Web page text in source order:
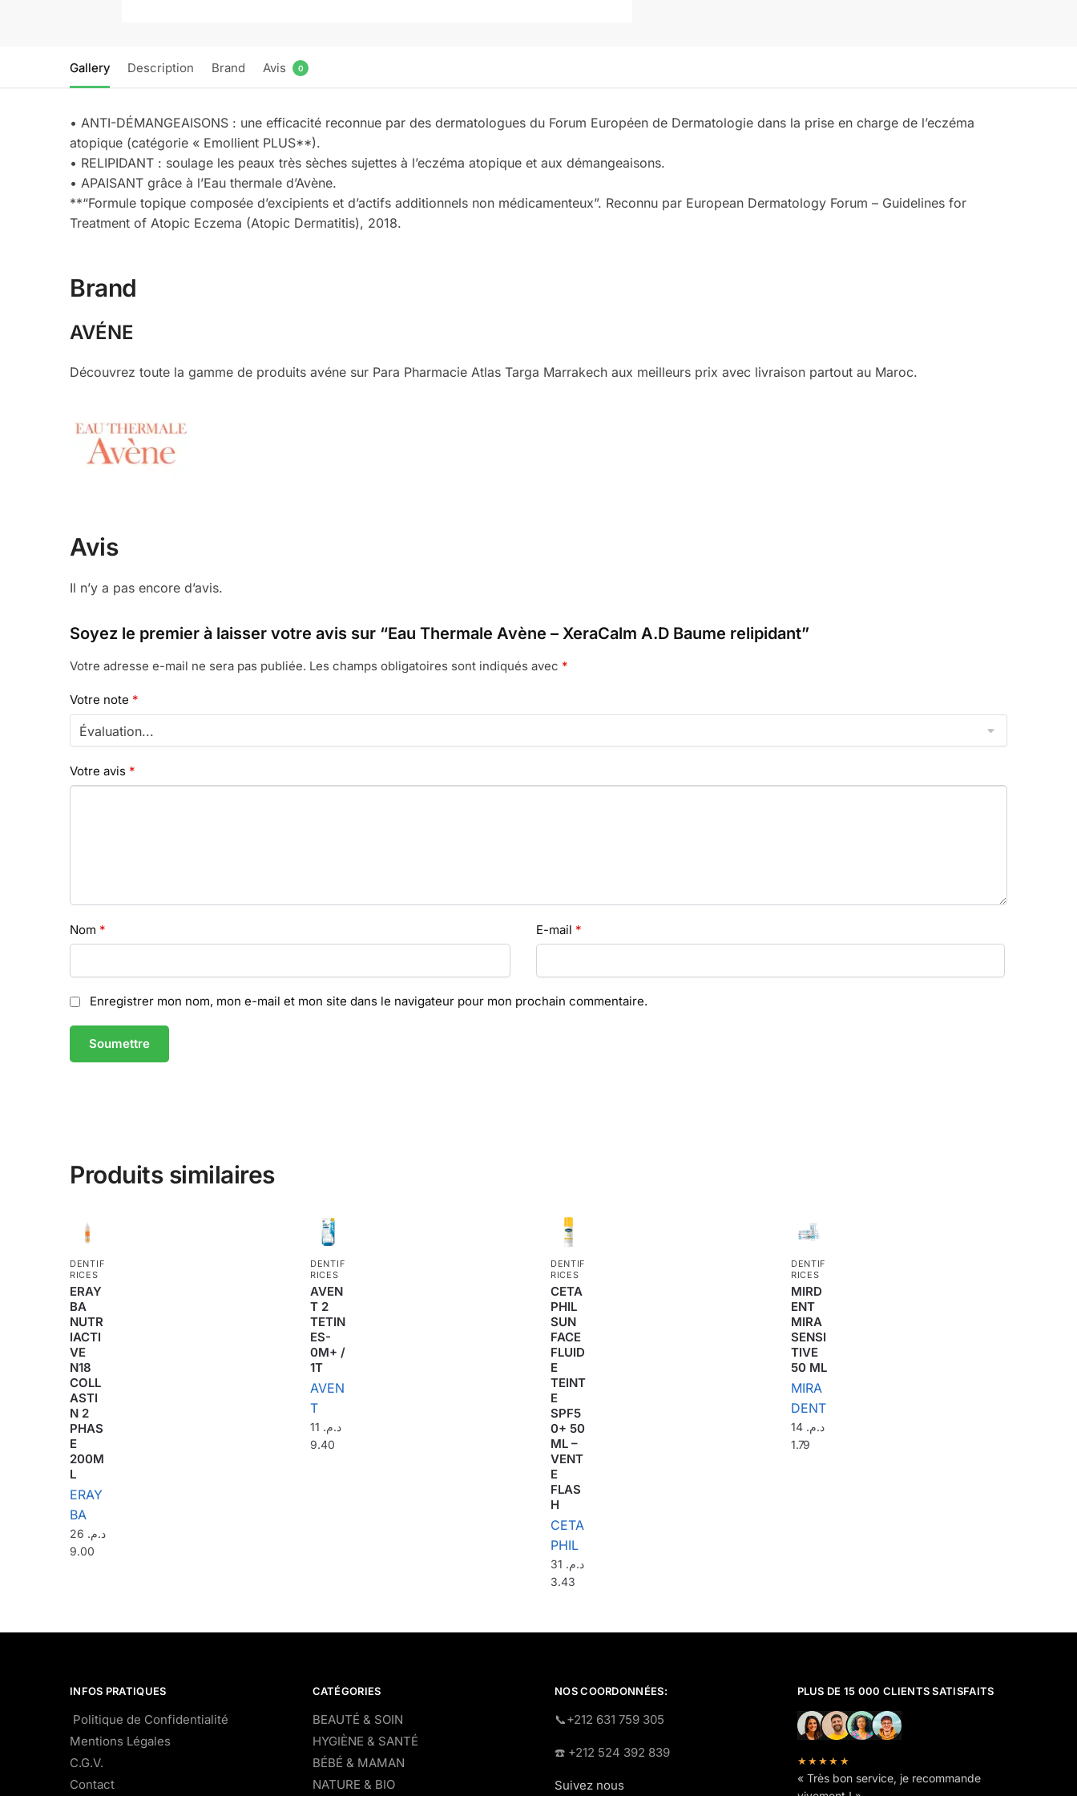
Gallery Description Brand Avis 0
• ANTI-DÉMANGEAISONS : une efficacité reconnue par des dermatologues du Forum Européen de Dermatologie dans la prise en charge de l’eczéma
atopique (catégorie « Emollient PLUS**).
• RELIPIDANT : soulage les peaux très sèches sujettes à l’eczéma atopique et aux démangeaisons.
• APAISANT grâce à l’Eau thermale d’Avène.
**“Formule topique composée d’excipients et d’actifs additionnels non médicamenteux”. Reconnu par European Dermatology Forum – Guidelines for
Treatment of Atopic Eczema (Atopic Dermatitis), 2018.
Brand
AVÉNE
Découvrez toute la gamme de produits avéne sur Para Pharmacie Atlas Targa Marrakech aux meilleurs prix avec livraison partout au Maroc.
Avis
Il n’y a pas encore d’avis.
Soyez le premier à laisser votre avis sur “Eau Thermale Avène – XeraCalm A.D Baume relipidant”
Votre adresse e-mail ne sera pas publiée. Les champs obligatoires sont indiqués avec *
Votre note *
Votre avis *
Nom * E-mail *
Enregistrer mon nom, mon e-mail et mon site dans le navigateur pour mon prochain commentaire.
Produits similaires
DENTIF
RICES
ERAY
BA
NUTR
IACTI
VE
N18
COLL
ASTI
N 2
PHAS
E
200M
L
ERAY
BA
د.م. 26
9.00
DENTIF
RICES
AVEN
T 2
TETIN
ES-
0M+ /
1T
AVEN
T
د.م. 11
9.40
DENTIF
RICES
CETA
PHIL
SUN
FACE
FLUID
E
TEINT
E
SPF5
0+ 50
ML –
VENT
E
FLAS
H
CETA
PHIL
د.م. 31
3.43
DENTIF
RICES
MIRD
ENT
MIRA
SENSI
TIVE
50 ML
MIRA
DENT
د.م. 14
1.79
INFOS PRATIQUES
Politique de Confidentialité
Mentions Légales
C.G.V.
Contact
CATÉGORIES
BEAUTÉ & SOIN
HYGIÈNE & SANTÉ
BÉBÉ & MAMAN
NATURE & BIO
NOS COORDONNÉES:
​📞+212 631 759 305
☎️​ +212 524 392 839
Suivez nous
PLUS DE 15 000 CLIENTS SATISFAITS
★★★★★
« Très bon service, je recommande